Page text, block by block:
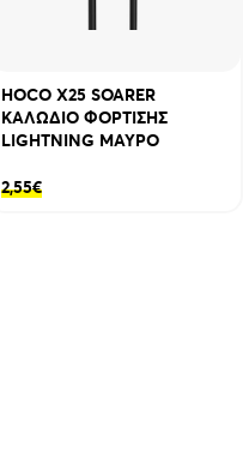
HOCO X25 SOARER
ΚΑΛΩΔΙΟ ΦΟΡΤΙΣΗΣ
LIGHTNING ΜΑΥΡΟ
2,55€